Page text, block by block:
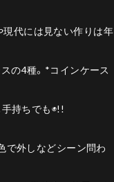
代には見ない作りは年
の4種。*コインケース
持ちでも◉!!
で外しなどシーン問わ